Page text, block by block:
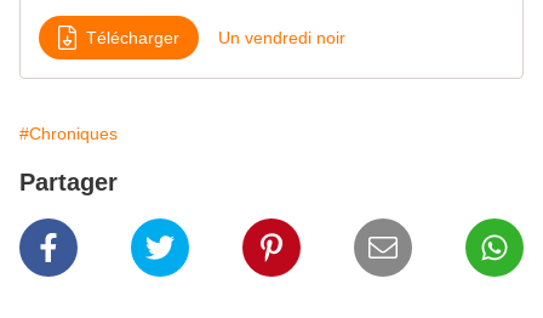
Télécharger Un vendredi noir
#Chroniques
Partager